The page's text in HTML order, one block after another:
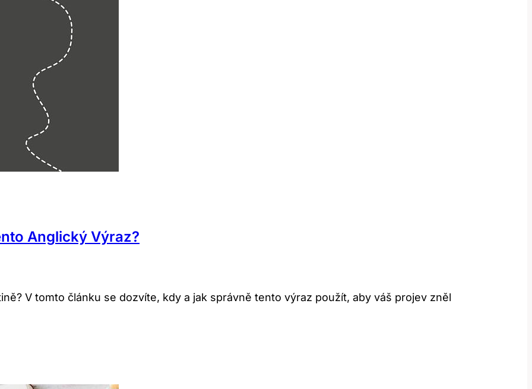
Anglický Výraz?
V tomto článku se dozvíte, kdy a jak správně tento výraz použít, aby váš projev zněl